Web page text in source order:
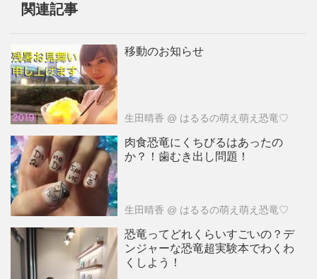
関連記事
移動のお知らせ
生田晴香 @ はるるの萌え萌え恐竜♡
肉食恐竜にくちびるはあったの
か？！歯むき出し問題！
生田晴香 @ はるるの萌え萌え恐竜♡
恐竜ってどれくらいすごいの？デ
ンジャーな恐竜超実験本でわくわ
くしよう！